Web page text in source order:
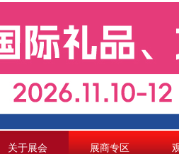
关于展会 展商专区